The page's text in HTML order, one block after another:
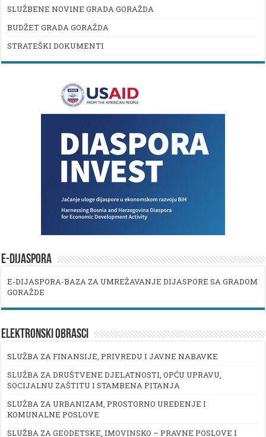
SLUŽBENE NOVINE GRADA GORAŽDA
BUDŽET GRADA GORAŽDA
STRATEŠKI DOKUMENTI
E-DIJASPORA
E-DIJASPORA-BAZA ZA UMREŽAVANJE DIJASPORE SA GRADOM
GORAŽDE
ELEKTRONSKI OBRASCI
SLUŽBA ZA FINANSIJE, PRIVREDU I JAVNE NABAVKE
SLUŽBA ZA DRUŠTVENE DJELATNOSTI, OPĆU UPRAVU,
SOCIJALNU ZAŠTITU I STAMBENA PITANJA
SLUŽBA ZA URBANIZAM, PROSTORNO UREĐENJE I
KOMUNALNE POSLOVE
SLUŽBA ZA GEODETSKE, IMOVINSKO – PRAVNE POSLOVE I